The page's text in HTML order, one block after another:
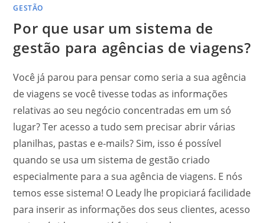
GESTÃO
Por que usar um sistema de
gestão para agências de viagens?
Você já parou para pensar como seria a sua agência
de viagens se você tivesse todas as informações
relativas ao seu negócio concentradas em um só
lugar? Ter acesso a tudo sem precisar abrir várias
planilhas, pastas e e-mails? Sim, isso é possível
quando se usa um sistema de gestão criado
especialmente para a sua agência de viagens. E nós
temos esse sistema! O Leady lhe propiciará facilidade
para inserir as informações dos seus clientes, acesso